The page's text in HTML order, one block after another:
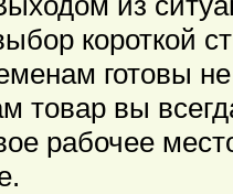
короткой
готовы
товар вы
рабочее